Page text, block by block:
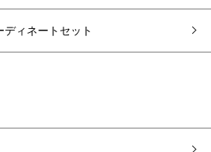
ィネートセット